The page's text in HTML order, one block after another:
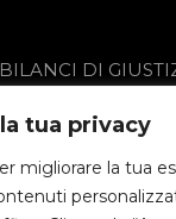
tua privacy
migliorare la tua
DI